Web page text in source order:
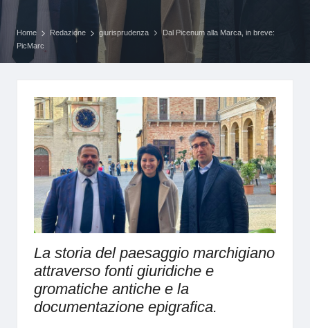
Home Redazione giurisprudenza
Dal Picenum alla Marca, in breve:
PicMarc
La storia del paesaggio marchigiano
attraverso fonti giuridiche e
gromatiche antiche e la
documentazione epigrafica.